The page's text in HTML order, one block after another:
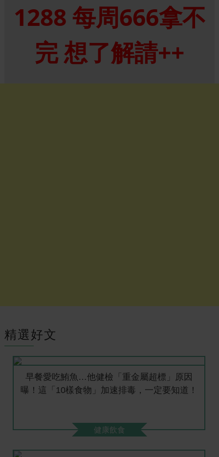
1288 每周666拿不
完 想了解請++
精選好文
早餐愛吃鮪魚…他健檢「重金屬超標」原因
曝！這「10樣食物」加速排毒，一定要知道！
健康飲食